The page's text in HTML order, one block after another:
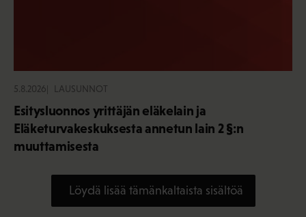
5.8.2026 LAUSUNNOT
Esitysluonnos yrittäjän eläkelain ja
Eläketurvakeskuksesta annetun lain 2 §:n
muuttamisesta
Löydä lisää tämänkaltaista sisältöä